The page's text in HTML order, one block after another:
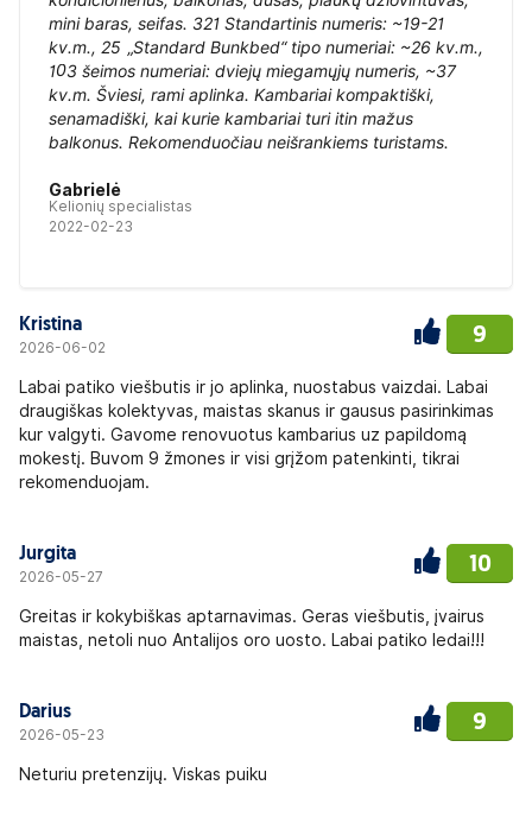
mini baras, seifas. 321 Standartinis numeris: ~19-21
kv.m., 25 „Standard Bunkbed“ tipo numeriai: ~26 kv.m.,
103 šeimos numeriai: dviejų miegamųjų numeris, ~37
kv.m. Šviesi, rami aplinka. Kambariai kompaktiški,
senamadiški, kai kurie kambariai turi itin mažus
balkonus. Rekomenduočiau neišrankiems turistams.
Gabrielė
Kelionių specialistas
2022-02-23
Kristina
2026-06-02 9
Labai patiko viešbutis ir jo aplinka, nuostabus vaizdai. Labai
draugiškas kolektyvas, maistas skanus ir gausus pasirinkimas
kur valgyti. Gavome renovuotus kambarius uz papildomą
mokestį. Buvom 9 žmones ir visi grįžom patenkinti, tikrai
rekomenduojam.
Jurgita
2026-05-27 10
Greitas ir kokybiškas aptarnavimas. Geras viešbutis, įvairus
maistas, netoli nuo Antalijos oro uosto. Labai patiko ledai!!!
Darius
2026-05-23 9
Neturiu pretenzijų. Viskas puiku